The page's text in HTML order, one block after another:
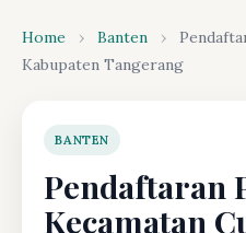
Home › Banten ›
Kabupaten Tangerang
BANTEN
Pendaftaran
Kecamatan